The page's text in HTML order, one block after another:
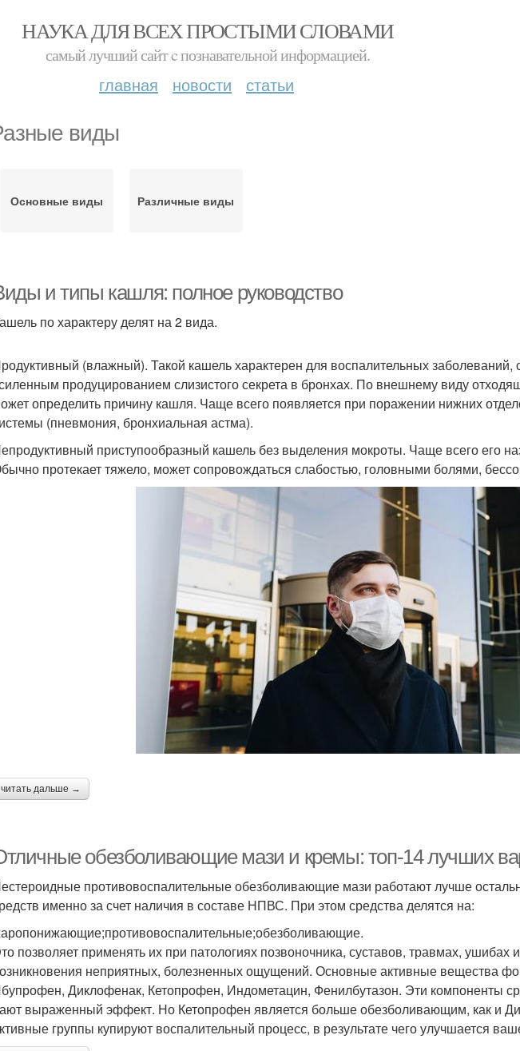
НАУКА ДЛЯ ВСЕХ ПРОСТЫМИ СЛОВАМИ
самый лучший сайт c познавательной информацией.
главная новости статьи
виды
Основные виды Различные виды
и типы кашля: полное руководство
по характеру делят на 2 вида.
(влажный). Такой кашель характерен для воспалительных
продуцированием слизистого секрета в бронхах. По внешнему виду
определить причину кашля. Чаще всего появляется при поражении нижних
(пневмония, бронхиальная астма).
приступообразный кашель без выделения мокроты. Чаще всего его
протекает тяжело, может сопровождаться слабостью, головными болями,
читать дальше →
обезболивающие мази и кремы: топ-14 лучших
противовоспалительные обезболивающие мази работают лучше
именно за счет наличия в составе НПВС. При этом средства делятся на:
позволяет применять их при патологиях позвоночника, суставов, травмах, ушибах
неприятных, болезненных ощущений. Основные активные вещества
Диклофенак, Кетопрофен, Индометацин, Фенилбутазон. Эти компоненты
выраженный эффект. Но Кетопрофен является больше обезболивающим, как и
группы купируют воспалительный процесс, в результате чего улучшается